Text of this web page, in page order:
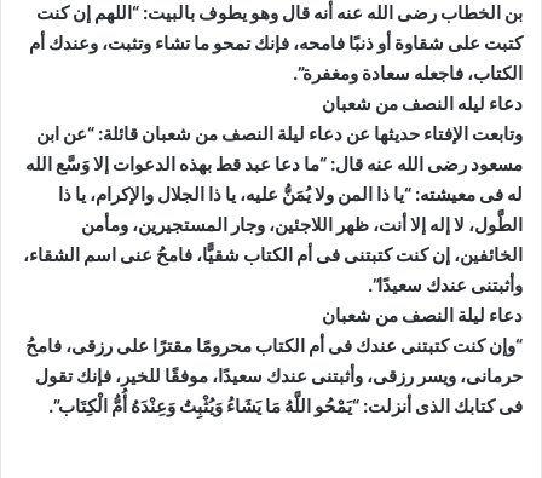
بن الخطاب رضى الله عنه أنه قال وهو يطوف بالبيت: “اللهم إن كنت
كتبت على شقاوة أو ذنبًا فامحه، فإنك تمحو ما تشاء وتثبت، وعندك أم
الكتاب، فاجعله سعادة ومغفرة”.
دعاء ليله النصف من شعبان
وتابعت الإفتاء حديثها عن دعاء ليلة النصف من شعبان قائلة: “عن ابن
مسعود رضى الله عنه قال: “ما دعا عبد قط بهذه الدعوات إلا وَسَّع الله
له فى معيشته: “يا ذا المن ولا يُمَنُّ عليه، يا ذا الجلال والإكرام، يا ذا
الطَّول، لا إله إلا أنت، ظهر اللاجئين، وجار المستجيرين، ومأمن
الخائفين، إن كنت كتبتنى فى أم الكتاب شقيًّا، فامحُ عنى اسم الشقاء،
وأثبتنى عندك سعيدًا”.
دعاء ليلة النصف من شعبان
“وإن كنت كتبتنى عندك فى أم الكتاب محرومًا مقترًا على رزقى، فامحُ
حرمانى، ويسر رزقى، وأثبتنى عندك سعيدًا، موفقًا للخير، فإنك تقول
فى كتابك الذى أنزلت: “يَمْحُو اللَّهُ مَا يَشَاءُ وَيُثْبِتُ وَعِنْدَهُ أُمُّ الْكِتَاب”.